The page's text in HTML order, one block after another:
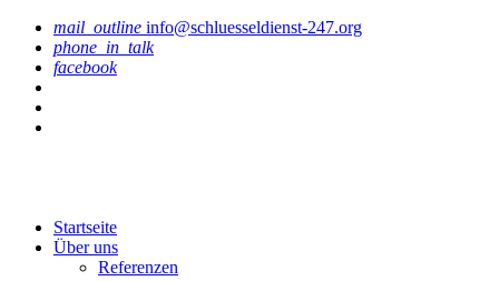
mail_outline info@schluesseldienst-247.org
phone_in_talk
facebook
Startseite
Über uns
Referenzen